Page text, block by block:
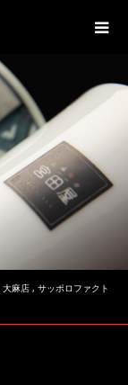
大麻店 , サッポロファクト